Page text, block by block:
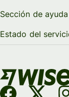
Sección de ayuda
Estado del